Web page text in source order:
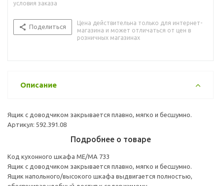
условия заказа
Поделиться
Цена действительна только для интернет-
магазина и может отличаться от цен в
розничных магазинах
Описание
Ящик с доводчиком закрывается плавно, мягко и бесшумно.
Артикул: 592.391.08
Подробнее о товаре
Код кухонного шкафа ME/MA 733
Ящик с доводчиком закрывается плавно, мягко и бесшумно.
Ящик напольного/высокого шкафа выдвигается полностью,